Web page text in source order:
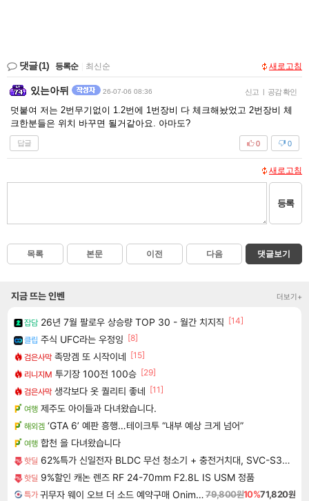
댓글(1) 등록순 최신순 새로고침
있는아뒤 26-07-06 08:36 신고 | 공감 확인
덧붙여 저는 2번무기없이 1.2번에 1번장비 다 체크해놨었고 2번장비 체
크한분들은 위치 바꾸면 될거같아요. 아마도?
답글 0
0
새로고침
등록
목록 본문 이전 다음 댓글보기
지금 뜨는 인벤 더보기+
잡담 26년 7월 팔로우 상승량 TOP 30 - 월간 치지직 [14]
클립 주식 UFC라는 우정잉 [8]
검은사막 족망겜 또 시작이네 [15]
리니지M 투기장 100전 100승 [29]
검은사막 생각보다 옷 퀄리티 좋네 [11]
여행 제주도 아이들과 다녀왔습니다.
해외겜 ‘GTA 6’ 예판 흥행…테이크투 “내부 예상 크게 넘어”
여행 합천 을 다녀왔습니다
핫딜 62%특가 신일전자 BLDC 무선 청소기 + 충전거치대, SVC-S350IM, 노블베이지, 1개
핫딜 9%할인 캐논 렌즈 RF 24-70mm F2.8L IS USM 정품
특가 귀무자 웨이 오브 더 소드 예약구매 Onimusha Way of the Sword79,800원10%71,820원